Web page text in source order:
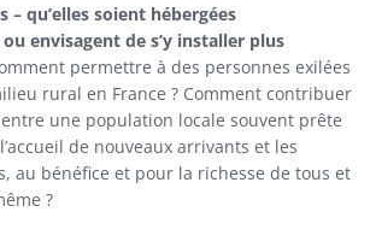
– qu’elles soient hébergées
envisagent de s’y installer plus
permettre à des personnes exilées
rural en France ? Comment contribuer
une population locale souvent prête
de nouveaux arrivants et les
au bénéfice et pour la richesse de tous et
?